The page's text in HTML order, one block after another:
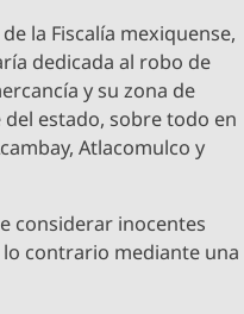
la Fiscalía mexiquense,
dedicada al robo de
y su zona de
estado, sobre todo en
Atlacomulco y
considerar inocentes
contrario mediante una